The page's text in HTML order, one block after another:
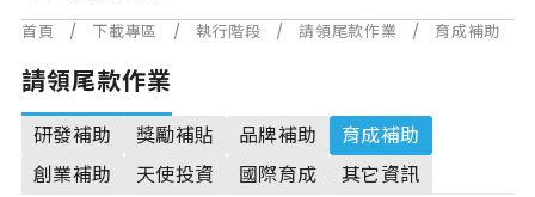
首頁 / 下載專區 / 執行階段 / 請領尾款作業 / 育成補助
請領尾款作業
研發補助 獎勵補貼 品牌補助
育成補助
創業補助
天使投資 國際育成 其它資訊